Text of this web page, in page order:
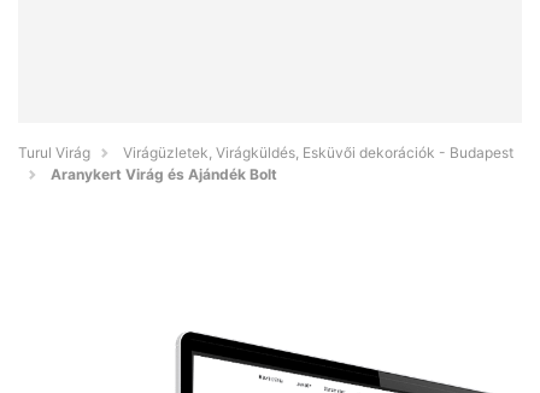
Turul Virág
Virágüzletek, Virágküldés, Esküvői dekorációk - Budapest
Aranykert Virág és Ajándék Bolt